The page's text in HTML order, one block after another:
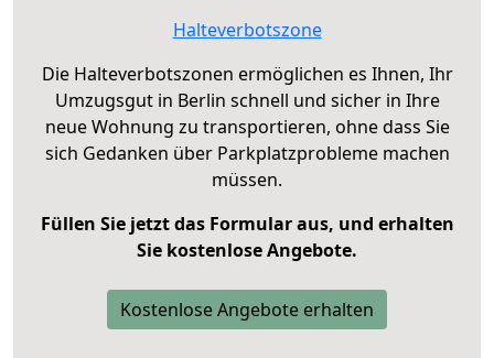
Halteverbotszone
Die Halteverbotszonen ermöglichen es Ihnen, Ihr
Umzugsgut in Berlin schnell und sicher in Ihre
neue Wohnung zu transportieren, ohne dass Sie
sich Gedanken über Parkplatzprobleme machen
müssen.
Füllen Sie jetzt das Formular aus, und erhalten
Sie kostenlose Angebote.
Kostenlose Angebote erhalten